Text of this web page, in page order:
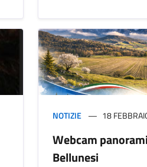
NOTIZIE 18
Webcam
Bellunesi